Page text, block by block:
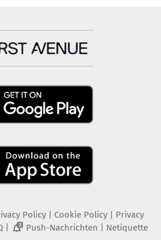
Policy| Cookie Policy| Privacy
| 2 Push-Nachrichten | Netiquette